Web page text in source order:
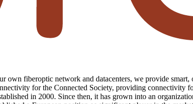
fiberoptic network and datacenters, we provide
for the Connected Society, providing connectivity
in 2000. Since then, it has grown into an